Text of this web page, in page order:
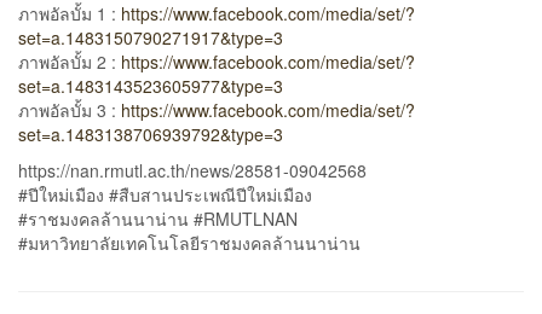
ภาพอัลบั้ม 1 : https://www.facebook.com/media/set/?
set=a.1483150790271917&type=3
ภาพอัลบั้ม 2 : https://www.facebook.com/media/set/?
set=a.1483143523605977&type=3
ภาพอัลบั้ม 3 : https://www.facebook.com/media/set/?
set=a.1483138706939792&type=3
https://nan.rmutl.ac.th/news/28581-09042568
#ปีใหม่เมือง #สืบสานประเพณีปีใหม่เมือง
#ราชมงคลล้านนาน่าน #RMUTLNAN
#มหาวิทยาลัยเทคโนโลยีราชมงคลล้านนาน่าน